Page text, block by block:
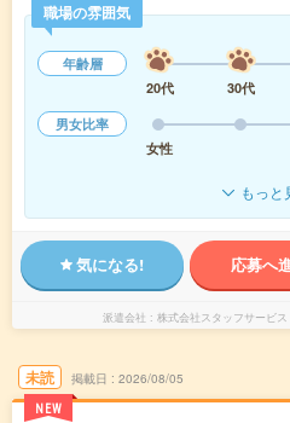
職場の雰囲気
年齢層
20代
30代
男女比率
女性
もっと
気になる! 応募へ
派遣会社 株式会社スタッフサービス
未読
NEW
掲載日 2026/08/05